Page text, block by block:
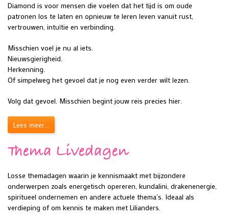
Diamond is voor mensen die voelen dat het tijd is om oude
patronen los te laten en opnieuw te leren leven vanuit rust,
vertrouwen, intuïtie en verbinding.
Misschien voel je nu al iets.
Nieuwsgierigheid.
Herkenning.
Of simpelweg het gevoel dat je nog even verder wilt lezen.
Volg dat gevoel. Misschien begint jouw reis precies hier.
Lees meer...
Thema Livedagen
Losse themadagen waarin je kennismaakt met bijzondere
onderwerpen zoals energetisch opereren, kundalini, drakenenergie,
spiritueel ondernemen en andere actuele thema's. Ideaal als
verdieping of om kennis te maken met Lilianders.